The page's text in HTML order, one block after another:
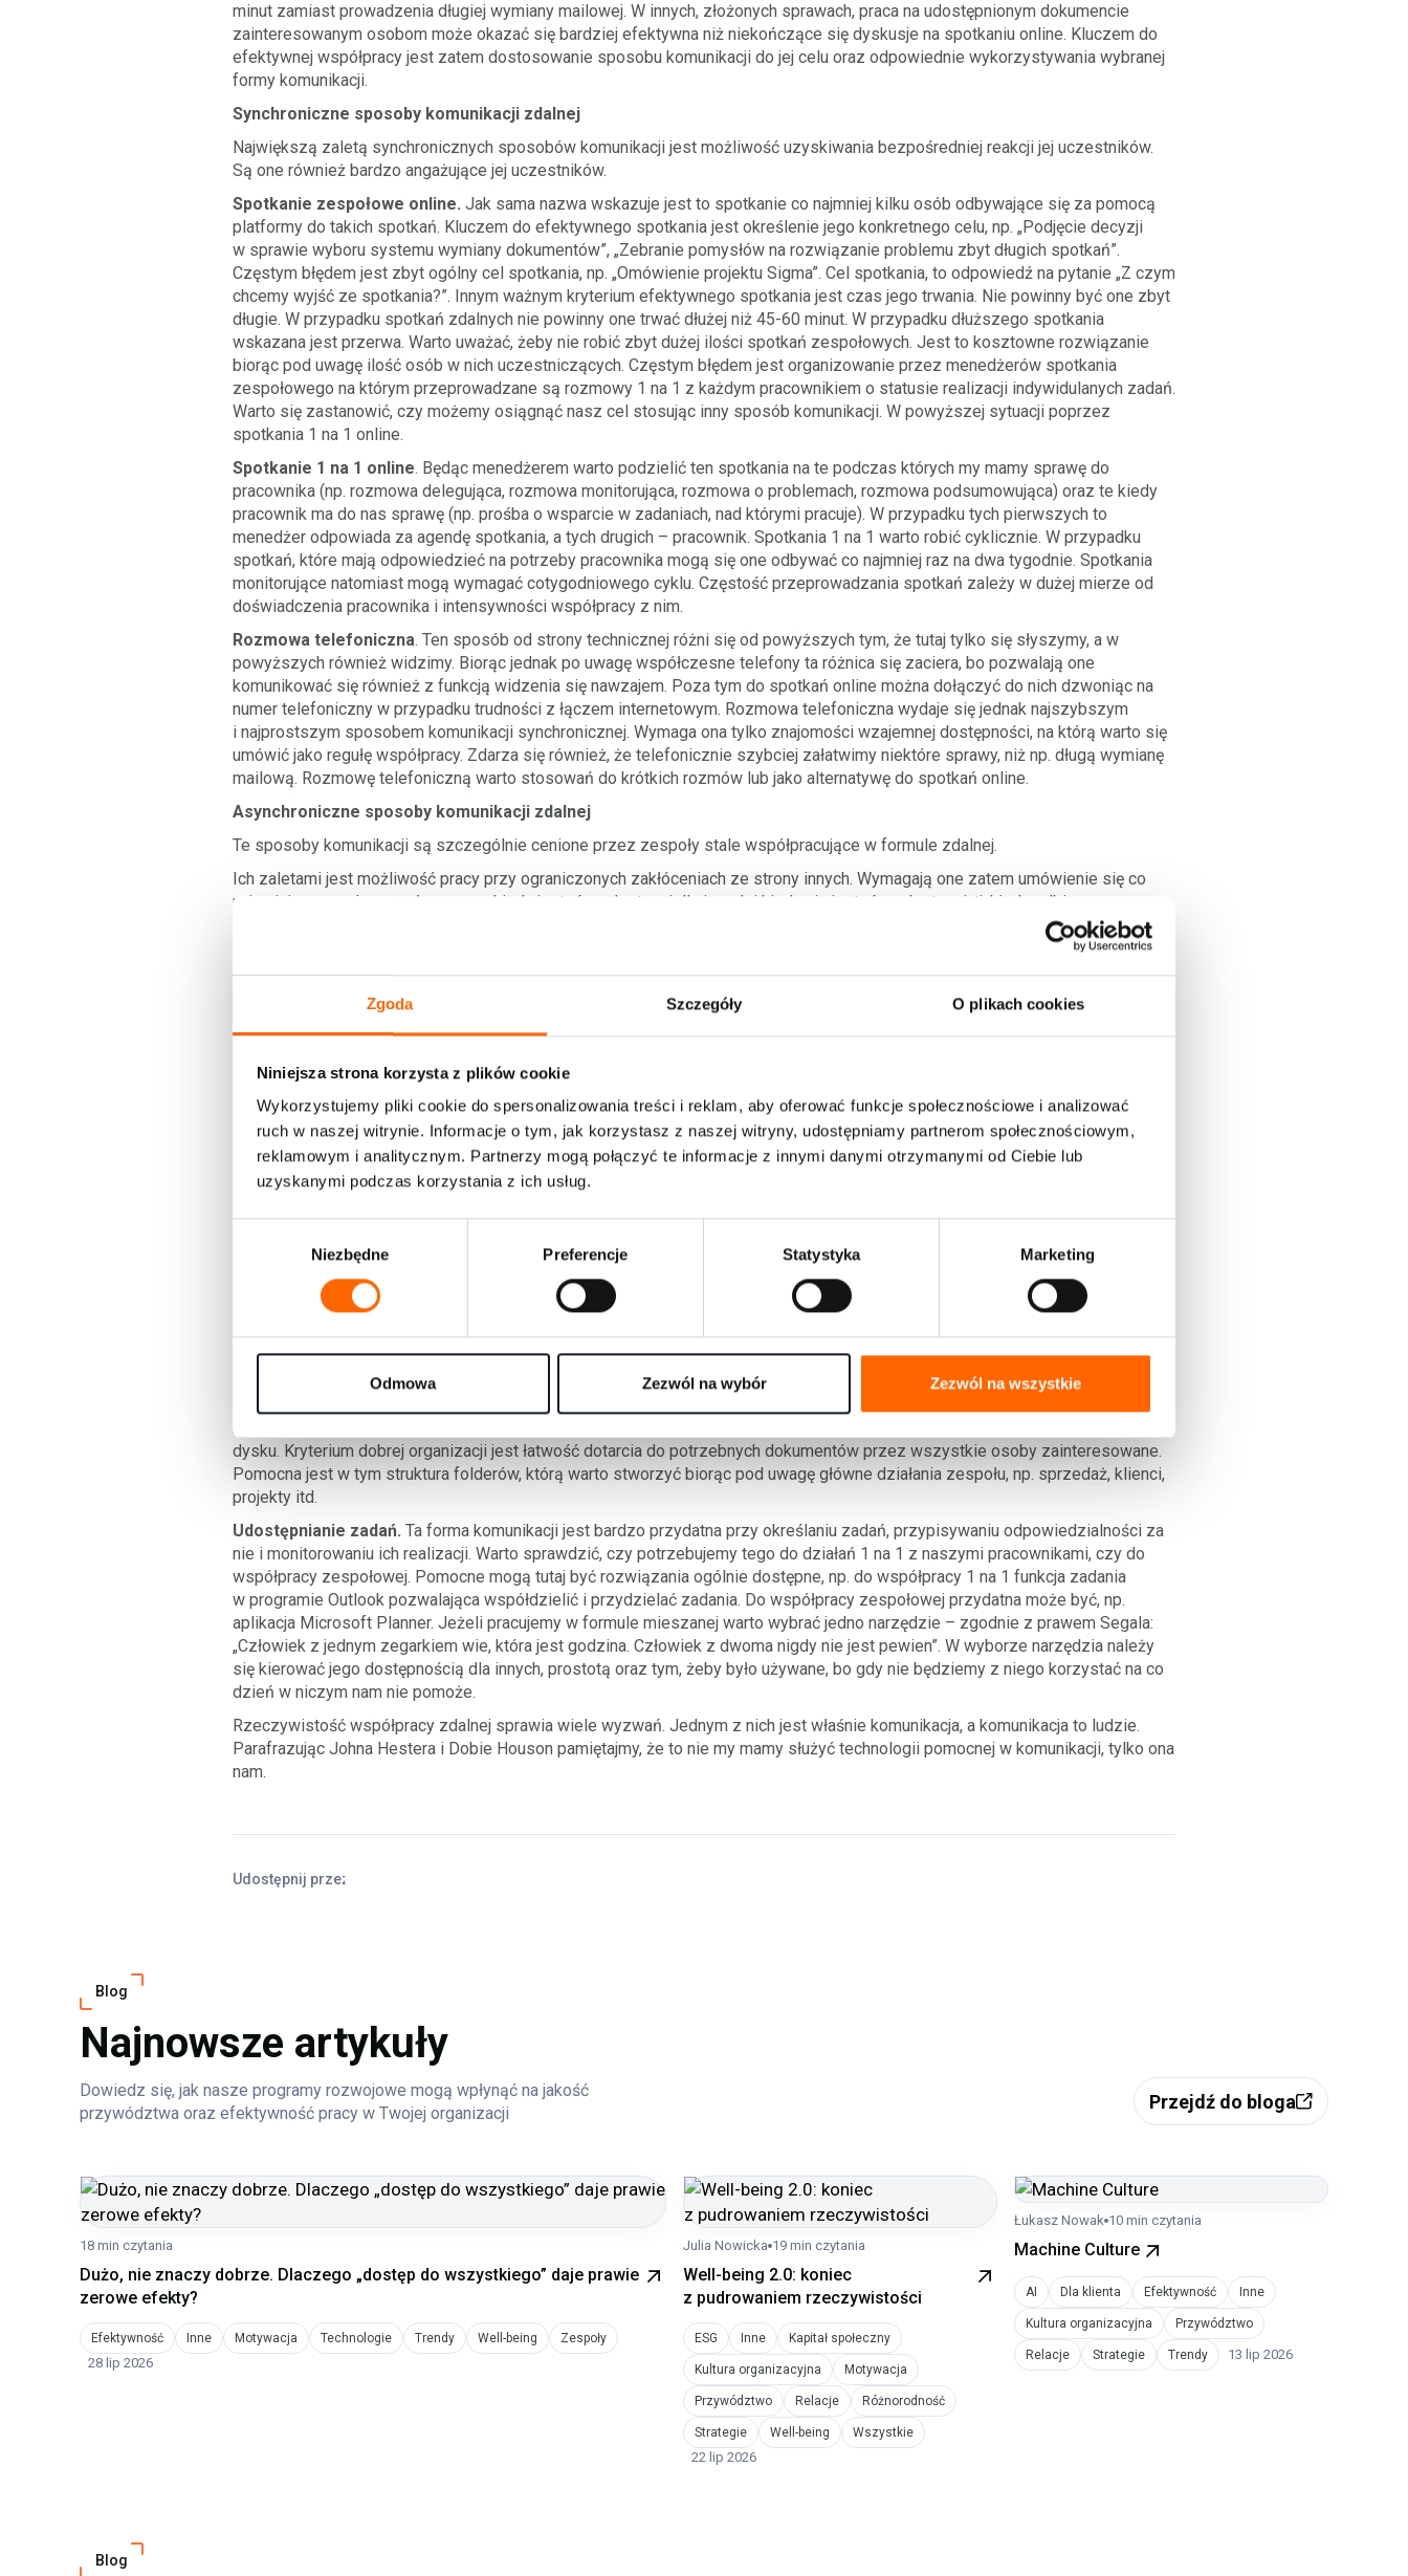
Zgoda Szczegóły O plikach cookies
Niniejsza strona korzysta z plików cookie
Wykorzystujemy pliki cookie do spersonalizowania treści i reklam, aby oferować funkcje społecznościowe i analizować
ruch w naszej witrynie. Informacje o tym, jak korzystasz z naszej witryny, udostępniamy partnerom społecznościowym,
reklamowym i analitycznym. Partnerzy mogą połączyć te informacje z innymi danymi otrzymanymi od Ciebie lub
uzyskanymi podczas korzystania z ich usług.
d
y
Niezbędne Preferencje Statystyka Marketing
Odmowa Zezwól na wybór Zezwól na wszystkie
minut zamiast prowadzenia długiej wymiany mailowej. W innych, złożonych sprawach, praca na udostępnionym dokumencie
zainteresowanym osobom może okazać się bardziej efektywna niż niekończące się dyskusje na spotkaniu online. Kluczem do
efektywnej współpracy jest zatem dostosowanie sposobu komunikacji do jej celu oraz odpowiednie wykorzystywania wybranej
formy komunikacji.
Synchroniczne sposoby komunikacji zdalnej
Największą zaletą synchronicznych sposobów komunikacji jest możliwość uzyskiwania bezpośredniej reakcji jej uczestników.
Są one również bardzo angażujące jej uczestników.
Spotkanie zespołowe online. Jak sama nazwa wskazuje jest to spotkanie co najmniej kilku osób odbywające się za pomocą
platformy do takich spotkań. Kluczem do efektywnego spotkania jest określenie jego konkretnego celu, np. „Podjęcie decyzji
w sprawie wyboru systemu wymiany dokumentów”, „Zebranie pomysłów na rozwiązanie problemu zbyt długich spotkań”.
Częstym błędem jest zbyt ogólny cel spotkania, np. „Omówienie projektu Sigma”. Cel spotkania, to odpowiedź na pytanie „Z czym
chcemy wyjść ze spotkania?”. Innym ważnym kryterium efektywnego spotkania jest czas jego trwania. Nie powinny być one zbyt
długie. W przypadku spotkań zdalnych nie powinny one trwać dłużej niż 45-60 minut. W przypadku dłuższego spotkania
wskazana jest przerwa. Warto uważać, żeby nie robić zbyt dużej ilości spotkań zespołowych. Jest to kosztowne rozwiązanie
biorąc pod uwagę ilość osób w nich uczestniczących. Częstym błędem jest organizowanie przez menedżerów spotkania
zespołowego na którym przeprowadzane są rozmowy 1 na 1 z każdym pracownikiem o statusie realizacji indywidulanych zadań.
Warto się zastanowić, czy możemy osiągnąć nasz cel stosując inny sposób komunikacji. W powyższej sytuacji poprzez
spotkania 1 na 1 online.
Spotkanie 1 na 1 online. Będąc menedżerem warto podzielić ten spotkania na te podczas których my mamy sprawę do
pracownika (np. rozmowa delegująca, rozmowa monitorująca, rozmowa o problemach, rozmowa podsumowująca) oraz te kiedy
pracownik ma do nas sprawę (np. prośba o wsparcie w zadaniach, nad którymi pracuje). W przypadku tych pierwszych to
menedżer odpowiada za agendę spotkania, a tych drugich – pracownik. Spotkania 1 na 1 warto robić cyklicznie. W przypadku
spotkań, które mają odpowiedzieć na potrzeby pracownika mogą się one odbywać co najmniej raz na dwa tygodnie. Spotkania
monitorujące natomiast mogą wymagać cotygodniowego cyklu. Częstość przeprowadzania spotkań zależy w dużej mierze od
doświadczenia pracownika i intensywności współpracy z nim.
Rozmowa telefoniczna. Ten sposób od strony technicznej różni się od powyższych tym, że tutaj tylko się słyszymy, a w
powyższych również widzimy. Biorąc jednak po uwagę współczesne telefony ta różnica się zaciera, bo pozwalają one
komunikować się również z funkcją widzenia się nawzajem. Poza tym do spotkań online można dołączyć do nich dzwoniąc na
numer telefoniczny w przypadku trudności z łączem internetowym. Rozmowa telefoniczna wydaje się jednak najszybszym
i najprostszym sposobem komunikacji synchronicznej. Wymaga ona tylko znajomości wzajemnej dostępności, na którą warto się
umówić jako regułę współpracy. Zdarza się również, że telefonicznie szybciej załatwimy niektóre sprawy, niż np. długą wymianę
mailową. Rozmowę telefoniczną warto stosowań do krótkich rozmów lub jako alternatywę do spotkań online.
Asynchroniczne sposoby komunikacji zdalnej
Te sposoby komunikacji są szczególnie cenione przez zespoły stale współpracujące w formule zdalnej.
Ich zaletami jest możliwość pracy przy ograniczonych zakłóceniach ze strony innych. Wymagają one zatem umówienie się co
najmniej w ramach zespołu na czas kiedy jesteśmy dostępni dla innych i kiedy nie jesteśmy dostępni, tj. kiedy odbierzemy
telefon, a kiedy tego nie zrobimy i odzwonimy później. Niewątpliwą zaletą tych sposobów jest to, że dają one możliwość na
przemyślenie odpowiedzi. Szczególnie w sytuacjach tego wymagających warto je stosować. Z racji tego, że asynchroniczne
sposoby komunikacji mają formę pisemną pozwalają one dokumentować to co było przedmiotem tej komunikacji. Dodatkowo
współpracując globalnie uniezależniamy się od stref czasowych.
E-mail. Ten sposób komunikacji jest dość powszechny. Warto przy nim zwrócić uwagę na kilka rzeczy. Nie warto używać maila
mailowej. Mail służy do przesłania np. podsumowania spotkania, informacji nie wymagających omówienia lub tych z którymi
warto się zapoznać przed spotkaniem. Jest również dobrym sposobem do przesłania lokalizacji udostępnionych dokumentów.
Dobre używanie maila wymaga również umiejętności pisania zwięźle i treściwie. Pomocna może być tu technika 5W+H. Nazwa
techniki jest angielskojęzycznym akronimem kluczowych pytań: what? (kto?), who? (co?), where? (gdzie?), when? (kiedy?), why?
(dlaczego?) i how? (jak?). Pisząc maile warto dać odpowiedzi na te pytania.
komunikacji pisemnej, tj. do szybkiego i krótkiego pytania oraz szybkiej i krótkiej odpowiedź. Uważajmy również na to, że SMS-y
szybko się dezaktualizują w tym znaczeniu, że ktoś może odczytać SMS-a i na niego nie dopowiedzieć. Nie przesyłajmy zatem
zbyt długich SMS-ów i piszmy je w godzinach pracy.
. W tej formie komunikacji w prosty sposób może jednocześnie uczestniczyć więcej osób. Możemy mieć do niej również
uczestnikami. Są również częścią różnych platform do współpracy zdalnej.
Udostępnianie dokumentów
. Warto docenić ten sposób komunikacji i dobrze go sobie zorganizować. Zadbajmy tutaj
bezpieczne rozwiązanie chmurowe. Oprócz kwestii technicznych bardzo ważna jest organizacja dokumentacji na wspólnym
dysku. Kryterium dobrej organizacji jest łatwość dotarcia do potrzebnych dokumentów przez wszystkie osoby zainteresowane.
Pomocna jest w tym struktura folderów, którą warto stworzyć biorąc pod uwagę główne działania zespołu, np. sprzedaż, klienci,
projekty itd.
Udostępnianie zadań. Ta forma komunikacji jest bardzo przydatna przy określaniu zadań, przypisywaniu odpowiedzialności za
nie i monitorowaniu ich realizacji. Warto sprawdzić, czy potrzebujemy tego do działań 1 na 1 z naszymi pracownikami, czy do
współpracy zespołowej. Pomocne mogą tutaj być rozwiązania ogólnie dostępne, np. do współpracy 1 na 1 funkcja zadania
w programie Outlook pozwalająca współdzielić i przydzielać zadania. Do współpracy zespołowej przydatna może być, np.
aplikacja Microsoft Planner. Jeżeli pracujemy w formule mieszanej warto wybrać jedno narzędzie – zgodnie z prawem Segala:
„Człowiek z jednym zegarkiem wie, która jest godzina. Człowiek z dwoma nigdy nie jest pewien”. W wyborze narzędzia należy
się kierować jego dostępnością dla innych, prostotą oraz tym, żeby było używane, bo gdy nie będziemy z niego korzystać na co
dzień w niczym nam nie pomoże.
Rzeczywistość współpracy zdalnej sprawia wiele wyzwań. Jednym z nich jest właśnie komunikacja, a komunikacja to ludzie.
Parafrazując Johna Hestera i Dobie Houson pamiętajmy, że to nie my mamy służyć technologii pomocnej w komunikacji, tylko ona
nam.
Udostępnij przez
Blog
Najnowsze artykuły
Dowiedz się, jak nasze programy rozwojowe mogą wpłynąć na jakość
przywództwa oraz efektywność pracy w Twojej organizacji
Przejdź do bloga
18 min czytania
Dużo, nie znaczy dobrze. Dlaczego „dostęp do wszystkiego” daje prawie
zerowe efekty?
Efektywność Inne Motywacja Technologie Trendy Well-being Zespoły
28 lip 2026
Julia Nowicka 19 min czytania
Well-being 2.0: koniec
z pudrowaniem rzeczywistości
ESG Inne Kapitał społeczny
Kultura organizacyjna Motywacja
Przywództwo Relacje Różnorodność
Strategie Well-being Wszystkie
22 lip 2026
Łukasz Nowak 10 min czytania
Machine Culture
AI Dla klienta Efektywność Inne
Kultura organizacyjna Przywództwo
Relacje Strategie Trendy 13 lip 2026
Blog